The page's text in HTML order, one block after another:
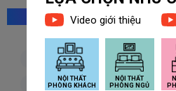
MỌI NGƯỜI
giấy dán tường hàn quốc
giấy dán tường 3d giấy